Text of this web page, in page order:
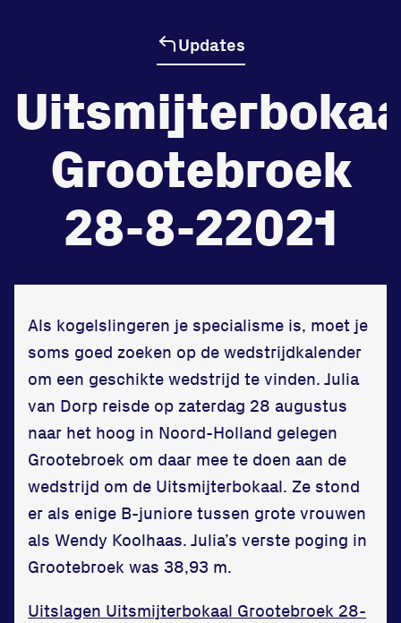
Beheersde
tegenstander
Worstelen
zet je samen
Running
Zet een personal record
in onze gym
Fitness
Updates
Grootebroek
28-8-22021
Als kogelslingeren je specialisme is, moet je
soms goed zoeken op de wedstrijdkalender
om een geschikte wedstrijd te vinden. Julia
van Dorp reisde op zaterdag 28 augustus
naar het hoog in Noord-Holland gelegen
Grootebroek om daar mee te doen aan de
wedstrijd om de Uitsmijterbokaal. Ze stond
er als enige B-juniore tussen grote vrouwen
als Wendy Koolhaas. Julia’s verste poging in
Grootebroek was 38,93 m.
Uitslagen Uitsmijterbokaal Grootebroek 28-